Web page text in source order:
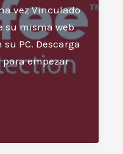
vez Vinculado
su misma web
PC. Descarga
empezar